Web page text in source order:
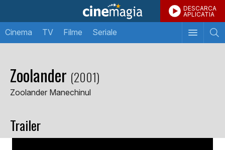
DESCARCA
APLICATIA
Cinema TV Filme Seriale
Zoolander (2001)
Zoolander Manechinul
Trailer